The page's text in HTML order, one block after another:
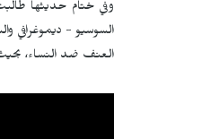
وفي ختام حديثها
السوسيو - ديموغرافي
العنف ضد النساء،